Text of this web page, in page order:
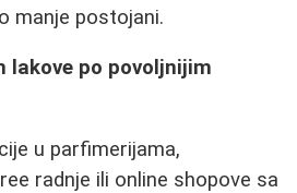
manje postojani.
lakove po povoljnijim
u parfimerijama,
radnje ili online shopove sa